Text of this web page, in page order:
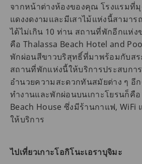
จากหน้าต่างห้องของคุณ โรงแรมที่มุ
แดงงดงามและมีเสาไม้แห่งนี้สามา
ได้ไม่เกิน 10 ท่าน สถานที่พักอีกแห่ง
คือ Thalassa Beach Hotel and
พักผ่อนสีขาวบริสุทธิ์ที่มาพร้อมกับสร
สถานที่พักแห่งนี้ให้บริการประสบกา
อำนวยความสะดวกทันสมัยต่าง ๆ อี
ทำงานและพักผ่อนบนเกาะโยรนก็คื
Beach House ซึ่งมีร้านกาแฟ, WiFi
ให้บริการ
ไปเที่ยวเกาะโอกิโนะเอราบุจิมะ